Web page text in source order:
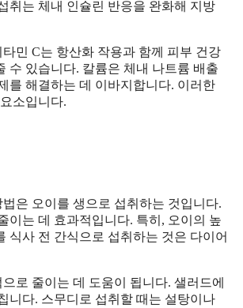
취는 체내 인슐린 반응을 완화해 지방
민 C는 항산화 작용과 함께 피부 건강
수 있습니다. 칼륨은 체내 나트륨 배출
를 해결하는 데 이바지합니다. 이러한
소입니다.
은 오이를 생으로 섭취하는 것입니다.
이는 데 효과적입니다. 특히, 오이의 높
식사 전 간식으로 섭취하는 것은 다이어
로 줄이는 데 도움이 됩니다. 샐러드에
니다. 스무디로 섭취할 때는 설탕이나